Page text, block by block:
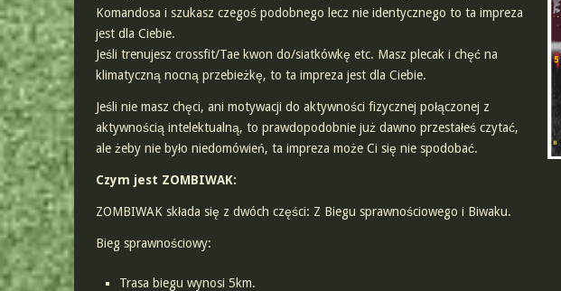
Komandosa i szukasz czegoś podobnego lecz nie identycznego to ta impreza
jest dla Ciebie.
Jeśli trenujesz crossfit/Tae kwon do/siatkówkę etc. Masz plecak i chęć na
klimatyczną nocną przebieżkę, to ta impreza jest dla Ciebie.
Jeśli nie masz chęci, ani motywacji do aktywności fizycznej połączonej z
aktywnością intelektualną, to prawdopodobnie już dawno przestałeś czytać,
ale żeby nie było niedomówień, ta impreza może Ci się nie spodobać.
Czym jest ZOMBIWAK:
ZOMBIWAK składa się z dwóch części: Z Biegu sprawnościowego i Biwaku.
Bieg sprawnościowy:
Trasa biegu wynosi 5km.